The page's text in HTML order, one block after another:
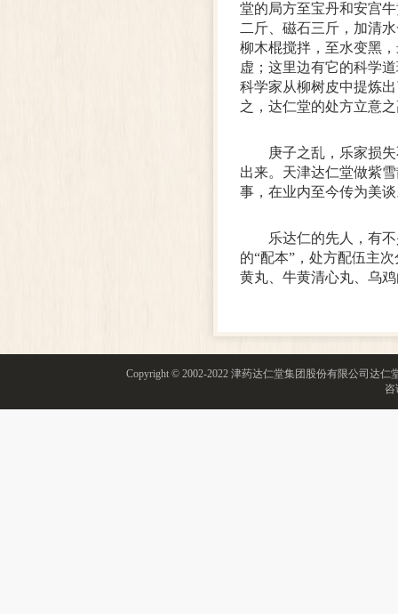
堂的局方至宝丹和安宫
二斤、磁石三斤，加清
柳木棍搅拌，至水变黑
虚；这里边有它的科学
科学家从柳树皮中提炼
之，达仁堂的处方立意
庚子之乱，乐家损
出来。天津达仁堂做紫
事，在业内至今传为美
乐达仁的先人，有
的“配本”，处方配伍主
黄丸、牛黄清心丸、乌
Copyright © 2002-2022 津药达仁堂集团股份有限公司